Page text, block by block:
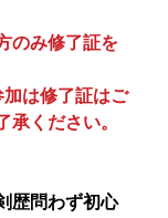
のみ修了証を
は修了証はご
承ください。
歴問わず初心